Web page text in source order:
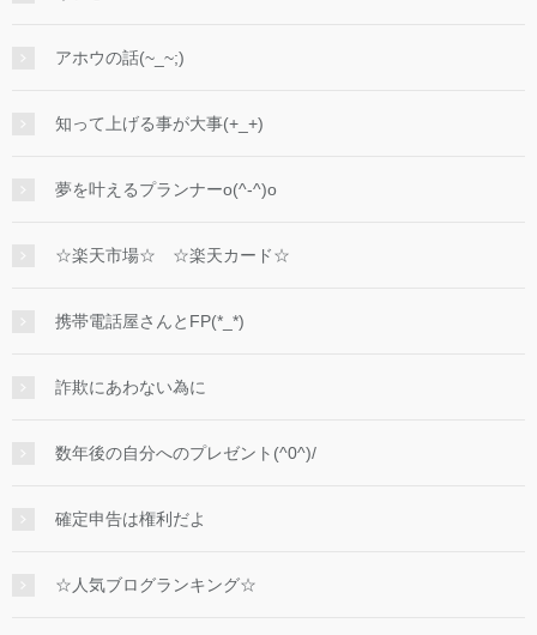
アホウの話(~_~;)
知って上げる事が大事(+_+)
夢を叶えるプランナーo(^-^)o
☆楽天市場☆ ☆楽天カード☆
携帯電話屋さんとFP(*_*)
詐欺にあわない為に
数年後の自分へのプレゼント(^0^)/
確定申告は権利だよ
☆人気ブログランキング☆